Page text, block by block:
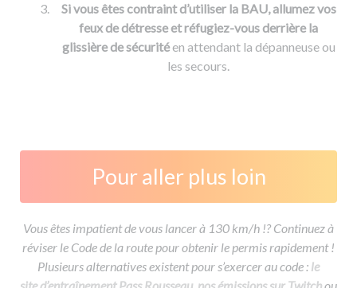
Si vous êtes contraint d’utiliser la BAU, allumez vos
feux de détresse et réfugiez-vous derrière la
glissière de sécuritéen attendant la dépanneuse ou
les secours.
Pour aller plus loin
Vous êtes impatient de vous lancer à 130 km/h !? Continuez à
réviser le Code de la route pour obtenir le permis rapidement !
Plusieurs alternatives existent pour s’exercer au code : le